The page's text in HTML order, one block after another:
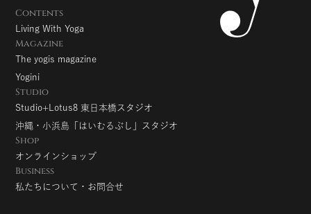
Contents
Living With Yoga
Magazine
The yogis magazine
Yogini
Studio
Studio+Lotus8 東日本橋スタジオ
沖縄・小浜島「はいむるぶし」スタジオ
Shop
オンラインショップ
Business
私たちについて・お問合せ